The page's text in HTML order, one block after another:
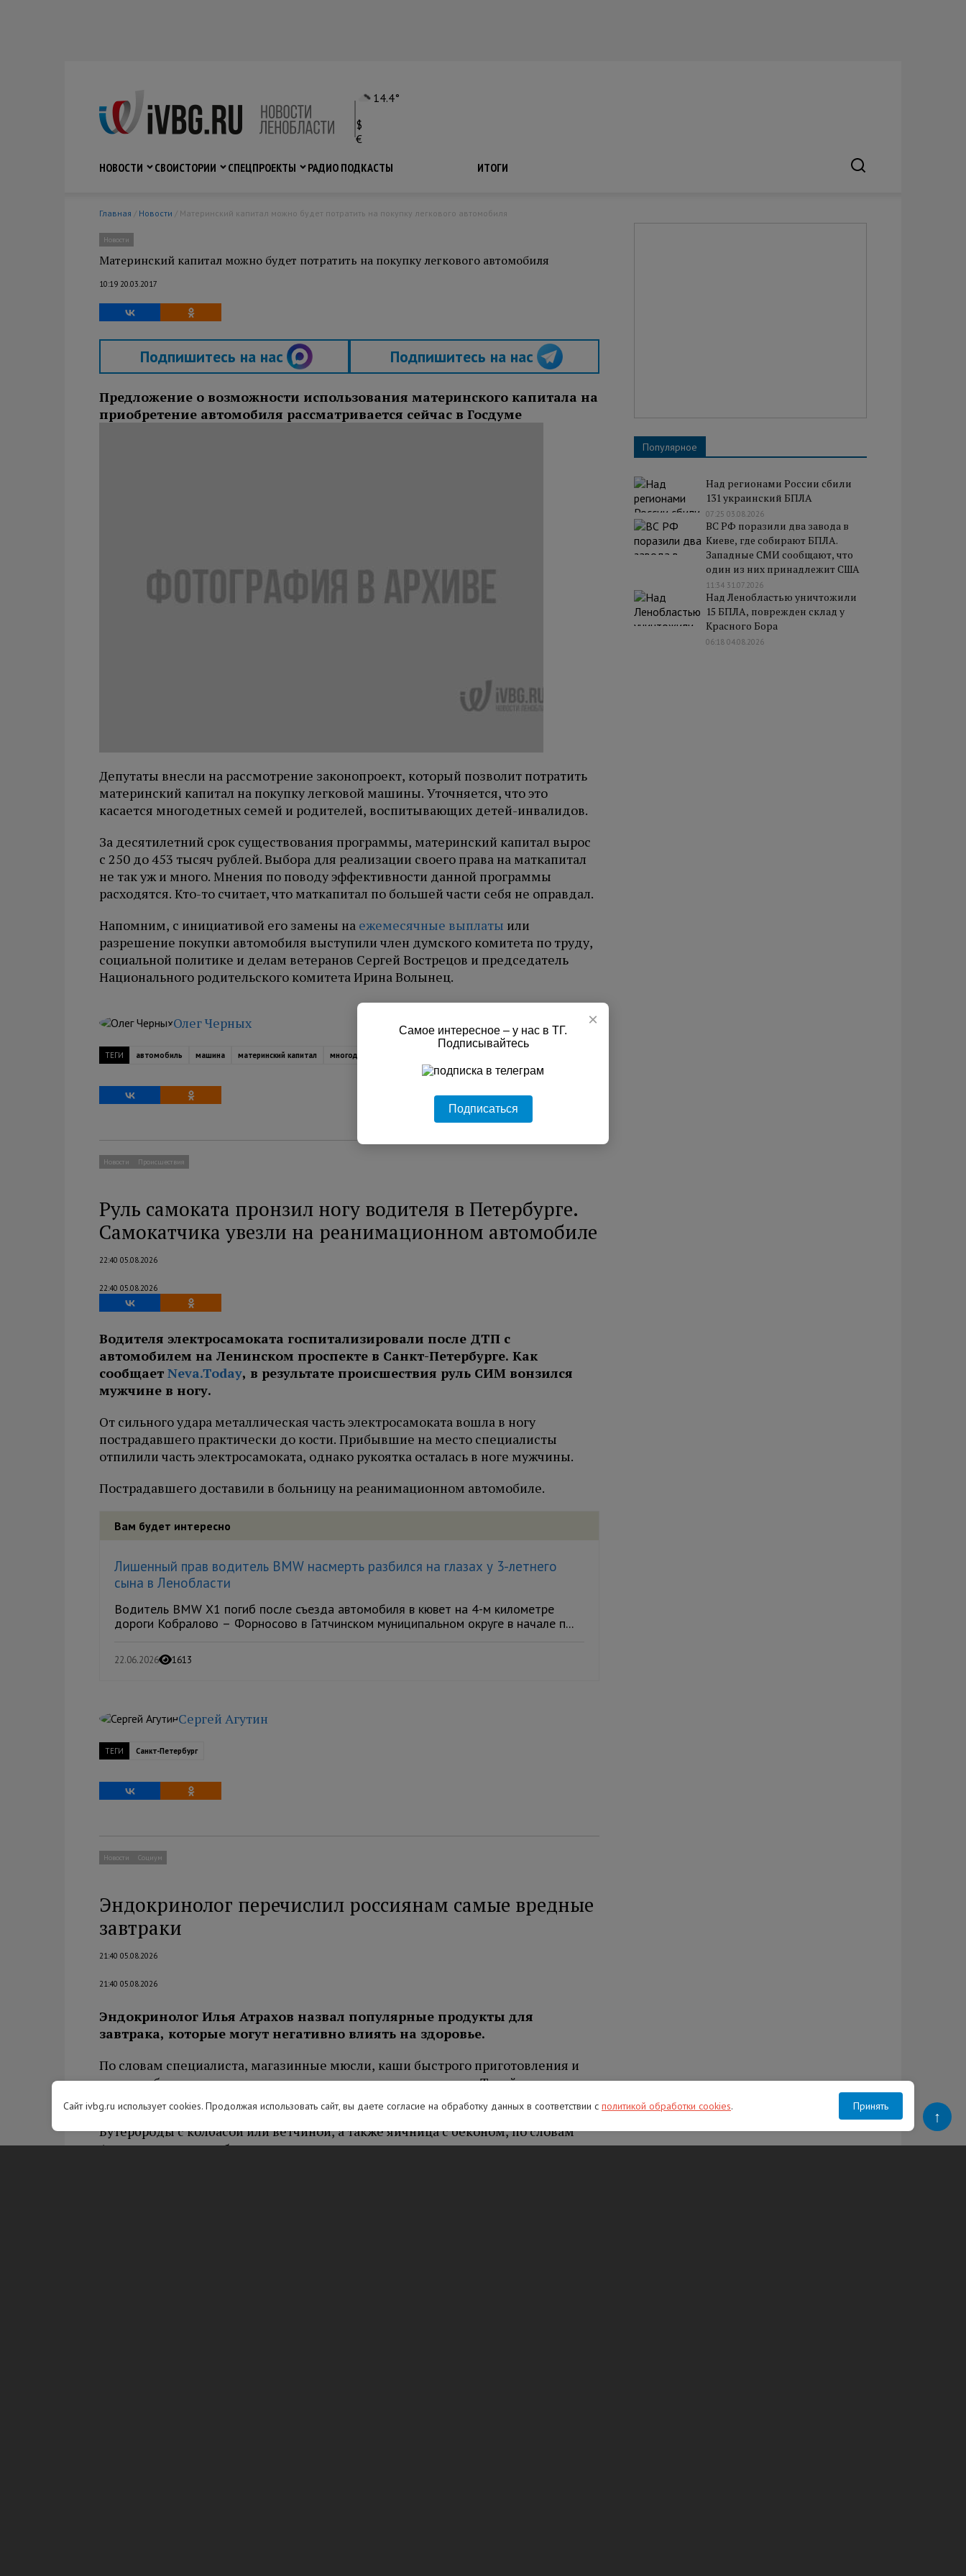
14.4°
$
€
НОВОСТИ
СВОИСТОРИИ СПЕЦПРОЕКТЫ РАДИО ПОДКАСТЫ ИТОГИ
Главная / Новости / Материнский капитал можно будет потратить на покупку легкового автомобиля
Новости
Материнский капитал можно будет потратить на покупку легкового автомобиля
10:19 20.03.2017
Подпишитесь на нас Подпишитесь на нас
Предложение о возможности использования материнского капитала на
приобретение автомобиля рассматривается сейчас в Госдуме
Депутаты внесли на рассмотрение законопроект, который позволит потратить
материнский капитал на покупку легковой машины. Уточняется, что это
касается многодетных семей и родителей, воспитывающих детей-инвалидов.
За десятилетний срок существования программы, материнский капитал вырос
с 250 до 453 тысяч рублей. Выбора для реализации своего права на маткапитал
не так уж и много. Мнения по поводу эффективности данной программы
расходятся. Кто-то считает, что маткапитал по большей части себя не оправдал.
Напомним, с инициативой его замены на ежемесячные выплаты или
разрешение покупки автомобиля выступили член думского комитета по труду,
социальной политике и делам ветеранов Сергей Вострецов и председатель
Национального родительского комитета Ирина Волынец.
Олег Черных
ТЕГИ автомобиль машина материнский капитал многодетные семьи
Новости Происшествия
Руль самоката пронзил ногу водителя в Петербурге.
Самокатчика увезли на реанимационном автомобиле
22:40 05.08.2026
22:40 05.08.2026
Водителя электросамоката госпитализировали после ДТП с
автомобилем на Ленинском проспекте в Санкт-Петербурге. Как
сообщает Neva.Today, в результате происшествия руль СИМ вонзился
мужчине в ногу.
От сильного удара металлическая часть электросамоката вошла в ногу
пострадавшего практически до кости. Прибывшие на место специалисты
отпилили часть электросамоката, однако рукоятка осталась в ноге мужчины.
Пострадавшего доставили в больницу на реанимационном автомобиле.
Вам будет интересно
Лишенный прав водитель BMW насмерть разбился на глазах у 3-летнего
сына в Ленобласти
Водитель BMW X1 погиб после съезда автомобиля в кювет на 4-м километре
дороги Кобралово – Форносово в Гатчинском муниципальном округе в начале п...
22.06.2026 1613
Сергей Агутин
ТЕГИ Санкт-Петербург
Новости Социум
Эндокринолог перечислил россиянам самые вредные
завтраки
21:40 05.08.2026
21:40 05.08.2026
Эндокринолог Илья Атрахов назвал популярные продукты для
завтрака, которые могут негативно влиять на здоровье.
По словам специалиста, магазинные мюсли, каши быстрого приготовления и
сладкие батончики содержат мало клетчатки и много сахара. Такой завтрак врач
рекомендует дополнять свежими овощами или фруктами.
Бутерброды с колбасой или ветчиной, а также яичница с беконом, по словам
Атрахова, содержат большое количество жиров и потенциально вредных
Популярное
Над регионами России сбили
131 украинский БПЛА
07:25 03.08.2026
ВС РФ поразили два завода в
Киеве, где собирают БПЛА.
Западные СМИ сообщают, что
один из них принадлежит США
11:34 31.07.2026
Над Ленобластью уничтожили
15 БПЛА, поврежден склад у
Красного Бора
06:18 04.08.2026
×
Самое интересное – у нас в ТГ.
Подписывайтесь
Подписаться
Сайт ivbg.ru использует cookies. Продолжая использовать сайт, вы даете согласие на обработку данных в соответствии с политикой обработки cookies. Принять
↑